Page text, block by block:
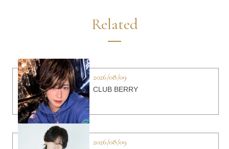
Related
2026/08/09
CLUB BERRY
2026/08/09